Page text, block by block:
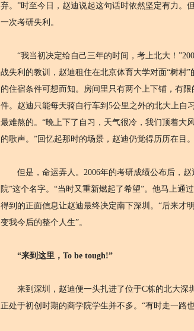
弃。”时至今日，赵迪说起这句话时依然坚定有力。
一次考研失利。
“我当初决定给自己三年的时间，考上北大！
战失利的教训，赵迪租住在北京体育大学对面“树村
的住宿条件可想而知。房间里只有两个上下铺，有
件。赵迪只能每天骑自行车到5公里之外的北大上自
最难熬的。“晚上下了自习，天气很冷，我们顶着大
的歌声。”回忆起那时的场景，赵迪仍觉得历历在目。
但是，命运弄人。2006年的考研成绩公布后，赵
院”这个名字。“当时又重新燃起了希望”。他马上通
得到的正面信息让赵迪最终决定南下深圳。“后来才
变我今后的整个人生”。
“来到这里，To be tough!”
来到深圳，赵迪便一头扎进了位于C栋的北大深
正处于初创时期的商学院学生并不多。“有时走一路